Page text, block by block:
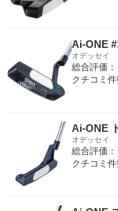
Ai-ONE
オデッセイ
総合評価：
クチコミ
Ai-ONE
オデッセイ
総合評価：
クチコミ